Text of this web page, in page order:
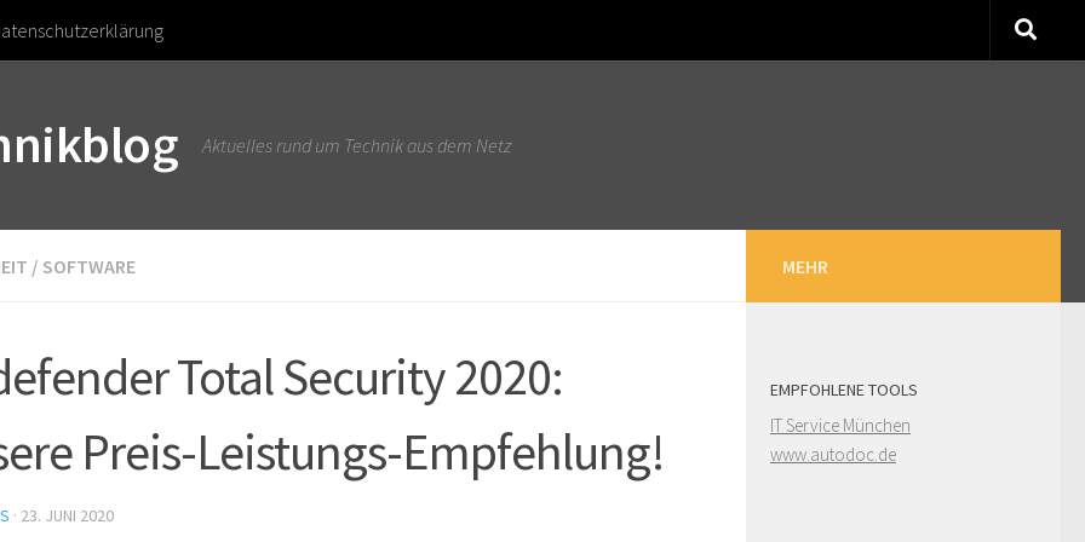
Aktuelles rund um Technik aus dem Netz
/ SOFTWARE
Total Security 2020:
Preis-Leistungs-Empfehlung!
· 23. JUNI 2020
MEHR
EMPFOHLENE TOOLS
IT Service München
www.autodoc.de